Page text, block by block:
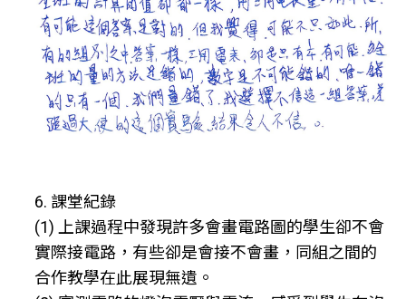
6. 課堂紀錄
(1) 上課過程中發現許多會畫電路圖的學生卻不會
實際接電路，有些卻是會接不會畫，同組之間的
合作教學在此展現無遺。